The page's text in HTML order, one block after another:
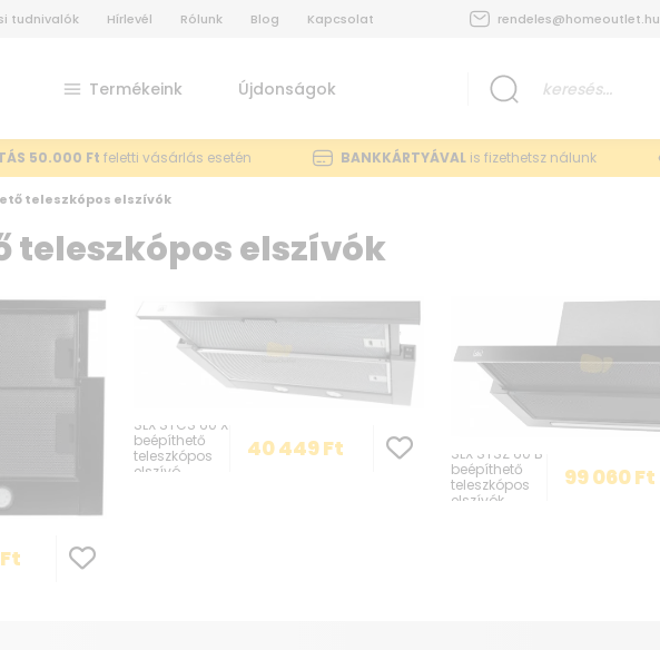
tudnivalók Hírlevél Rólunk Blog Kapcsolat rendeles@homeoutlet.hu
Termékeink Újdonságok
50.000 Ft feletti vásárlás esetén BANKKÁRTYÁVAL is fizethetsz nálunk
teleszkópos elszívók
teleszkópos elszívók
Ft
SLX STCS 60 X
beépíthető
teleszkópos
elszívó
40 449Ft
SLX STSZ 60 B
beépíthető
teleszkópos
elszívók
99 060Ft